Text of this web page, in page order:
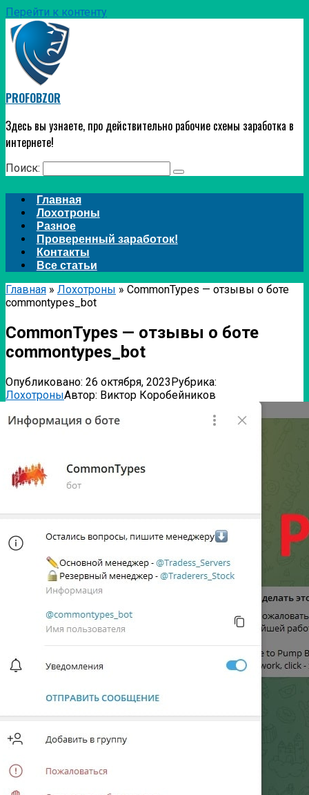
Перейти к контенту
PROFOBZOR
Здесь вы узнаете, про действительно рабочие схемы заработка в
интернете!
Поиск:
Главная
Лохотроны
Разное
Проверенный заработок!
Контакты
Все статьи
Главная » Лохотроны » CommonTypes — отзывы о боте
commontypes_bot
CommonTypes — отзывы о боте
commontypes_bot
Опубликовано: 26 октября, 2023Рубрика:
ЛохотроныАвтор: Виктор Коробейников